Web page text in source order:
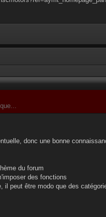
donc une bonne
du forum
des fonctions
il peut être modo que des